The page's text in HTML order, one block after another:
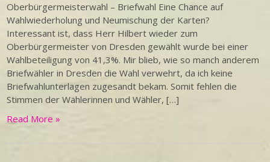
Oberbürgermeisterwahl – Briefwahl Eine Chance auf
Wahlwiederholung und Neumischung der Karten?
Interessant ist, dass Herr Hilbert wieder zum
Oberbürgermeister von Dresden gewählt wurde bei einer
Wahlbeteiligung von 41,3%. Mir blieb, wie so manch anderem
Briefwähler in Dresden die Wahl verwehrt, da ich keine
Briefwahlunterlagen zugesandt bekam. Somit fehlen die
Stimmen der Wählerinnen und Wähler, […]
Read More »